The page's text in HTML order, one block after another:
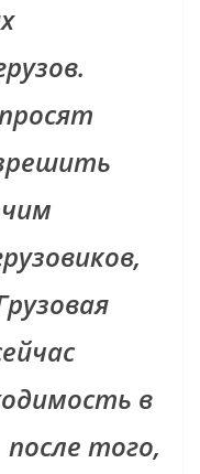
в
того,